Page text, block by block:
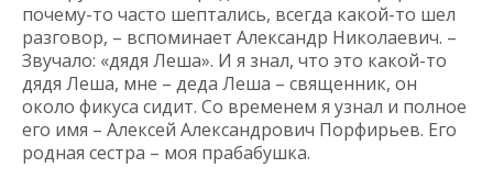
почему-то часто шептались, всегда какой-то шел
разговор, – вспоминает Александр Николаевич. –
Звучало: «дядя Леша». И я знал, что это какой-то
дядя Леша, мне – деда Леша – священник, он
около фикуса сидит. Со временем я узнал и полное
его имя – Алексей Александрович Порфирьев. Его
родная сестра – моя прабабушка.